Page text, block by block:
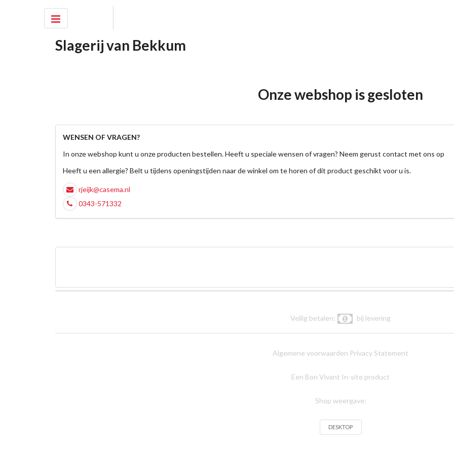
Slagerij van Bekkum
Onze webshop is gesloten
WENSEN OF VRAGEN?
In onze webshop kunt u onze producten bestellen. Heeft u speciale wensen of vragen? Neem gerust contact met ons op
Heeft u een allergie? Belt u tijdens openingstijden naar de winkel om te horen of dit product geschikt voor u is.
rjeijk@casema.nl
0343-571332
Veilig betalen: bij levering
Algemene voorwaarden Privacy Statement
Een Bon Vivant In-site product
Shop weergave:
DESKTOP